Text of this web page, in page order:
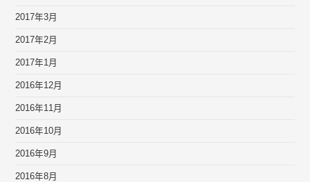
2017年3月
2017年2月
2017年1月
2016年12月
2016年11月
2016年10月
2016年9月
2016年8月